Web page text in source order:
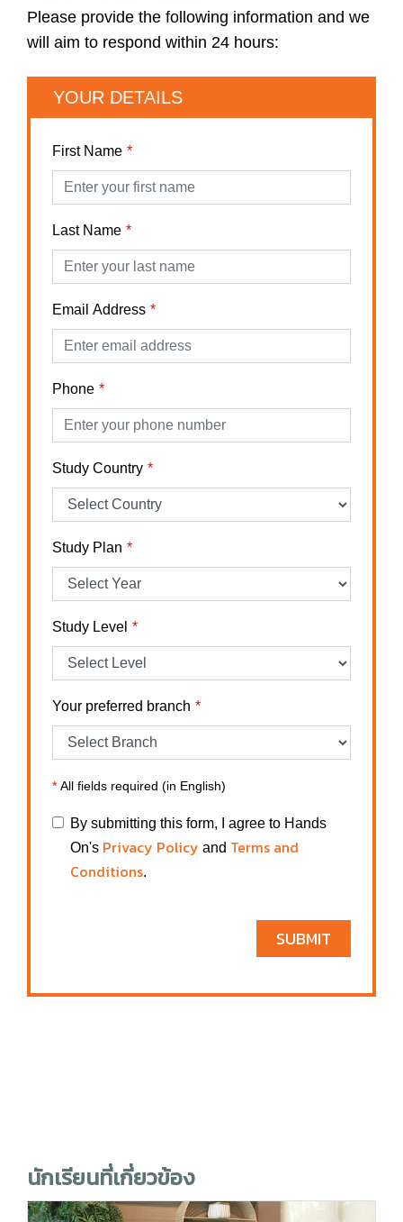
Please provide the following information and we
will aim to respond within 24 hours:
YOUR DETAILS
First Name
Last Name
Email Address
Phone
Study Country
Study Plan
Study Level
Your preferred branch
* All fields required (in English)
By submitting this form, I agree to Hands
On's Privacy Policy and Terms and
Conditions.
SUBMIT
นักเรียนที่เกี่ยวข้อง